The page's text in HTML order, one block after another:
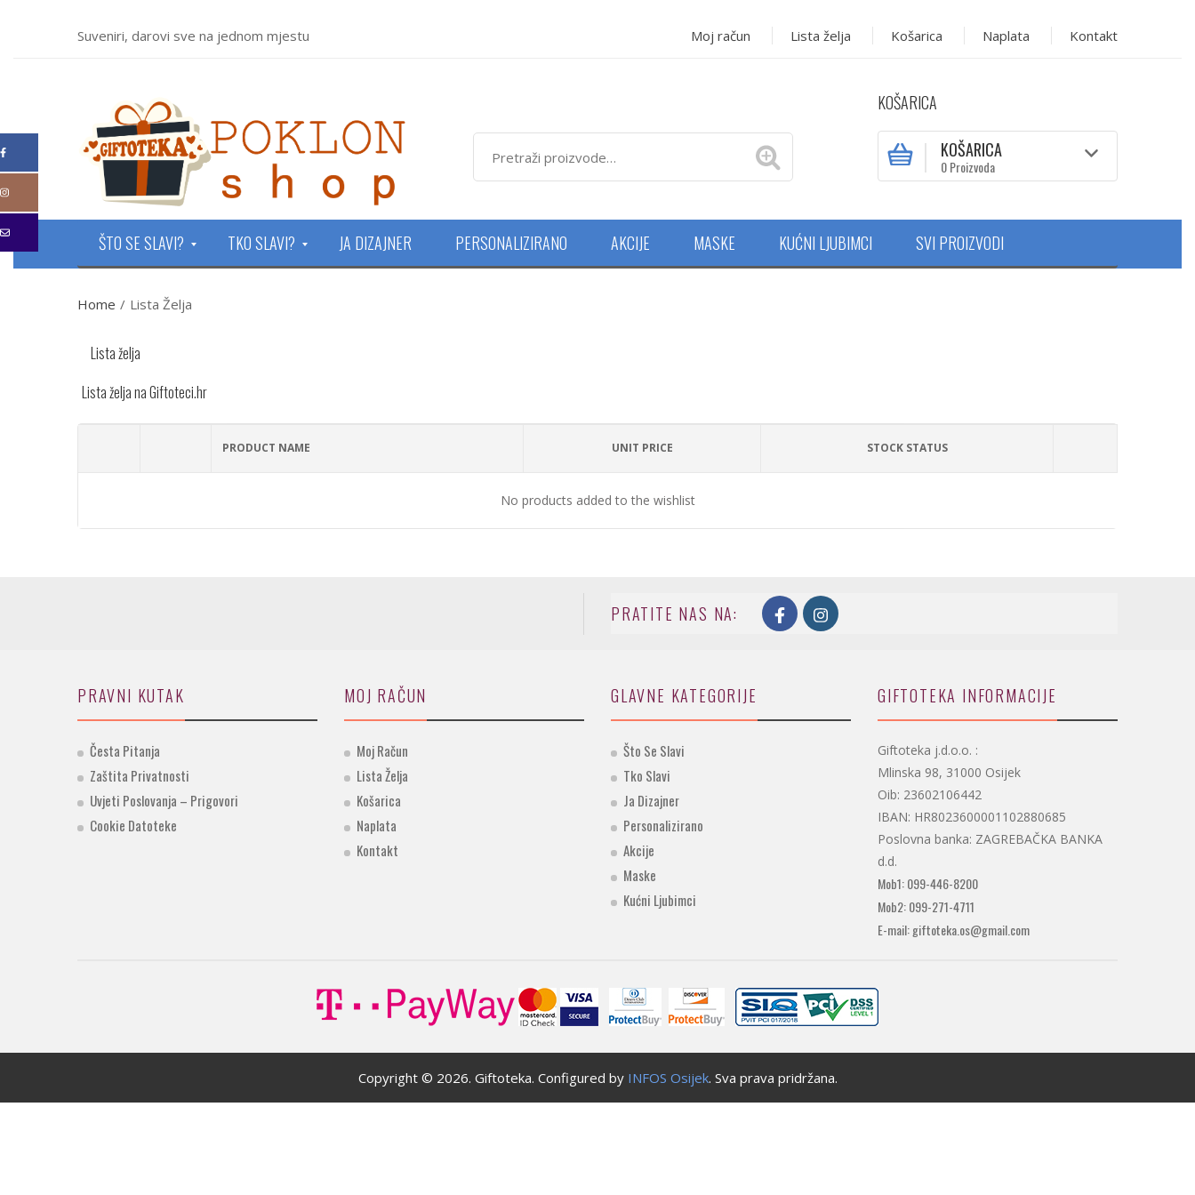
Suveniri, darovi sve na jednom mjestu Moj račun Lista želja Košarica Naplata Kontakt
KOŠARICA
KOŠARICA
0 Proizvoda
ŠTO SE SLAVI? TKO SLAVI? JA DIZAJNER PERSONALIZIRANO AKCIJE MASKE KUĆNI LJUBIMCI SVI PROIZVODI
Home / Lista Želja
Lista želja
Lista želja na Giftoteci.hr
PRODUCT NAME UNIT PRICE STOCK STATUS
No products added to the wishlist
PRATITE NAS NA:
PRAVNI KUTAK
Česta Pitanja
Zaštita Privatnosti
Uvjeti Poslovanja – Prigovori
Cookie Datoteke
MOJ RAČUN
Moj Račun
Lista Želja
Košarica
Naplata
Kontakt
GLAVNE KATEGORIJE
Što Se Slavi
Tko Slavi
Ja Dizajner
Personalizirano
Akcije
Maske
Kućni Ljubimci
GIFTOTEKA INFORMACIJE
Giftoteka j.d.o.o. :
Mlinska 98, 31000 Osijek
Oib: 23602106442
IBAN: HR8023600001102880685
Poslovna banka: ZAGREBAČKA BANKA
d.d.
Mob1: 099-446-8200
Mob2: 099-271-4711
E-mail: giftoteka.os@gmail.com
Copyright © 2026. Giftoteka. Configured by INFOS Osijek. Sva prava pridržana.